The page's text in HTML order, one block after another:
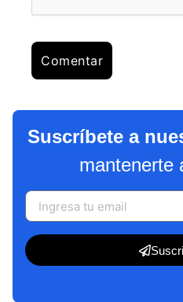
Suscríbete a
mantenerte